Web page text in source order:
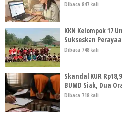
Dibaca 847 kali
KKN Kelompok 17
Sukseskan
Dibaca 748 kali
Skandal KUR
BUMD Siak, Dua
Dibaca 718 kali